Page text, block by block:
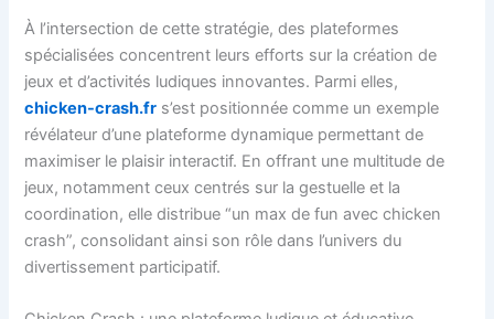
À l’intersection de cette stratégie, des plateformes
spécialisées concentrent leurs efforts sur la création de
jeux et d’activités ludiques innovantes. Parmi elles,
chicken-crash.fr s’est positionnée comme un exemple
révélateur d’une plateforme dynamique permettant de
maximiser le plaisir interactif. En offrant une multitude de
jeux, notamment ceux centrés sur la gestuelle et la
coordination, elle distribue “un max de fun avec chicken
crash”, consolidant ainsi son rôle dans l’univers du
divertissement participatif.